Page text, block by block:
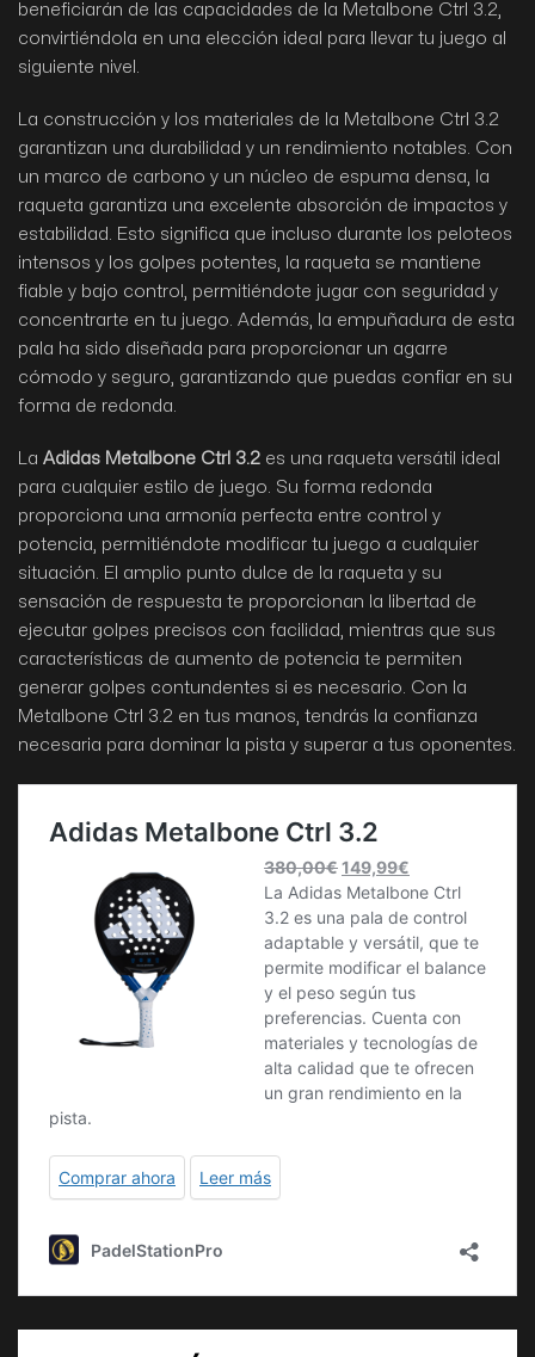
beneficiarán de las capacidades de la Metalbone Ctrl 3.2,
convirtiéndola en una elección ideal para llevar tu juego al
siguiente nivel.
La construcción y los materiales de la Metalbone Ctrl 3.2
garantizan una durabilidad y un rendimiento notables. Con
un marco de carbono y un núcleo de espuma densa, la
raqueta garantiza una excelente absorción de impactos y
estabilidad. Esto significa que incluso durante los peloteos
intensos y los golpes potentes, la raqueta se mantiene
fiable y bajo control, permitiéndote jugar con seguridad y
concentrarte en tu juego. Además, la empuñadura de esta
pala ha sido diseñada para proporcionar un agarre
cómodo y seguro, garantizando que puedas confiar en su
forma de redonda.
La Adidas Metalbone Ctrl 3.2 es una raqueta versátil ideal
para cualquier estilo de juego. Su forma redonda
proporciona una armonía perfecta entre control y
potencia, permitiéndote modificar tu juego a cualquier
situación. El amplio punto dulce de la raqueta y su
sensación de respuesta te proporcionan la libertad de
ejecutar golpes precisos con facilidad, mientras que sus
características de aumento de potencia te permiten
generar golpes contundentes si es necesario. Con la
Metalbone Ctrl 3.2 en tus manos, tendrás la confianza
necesaria para dominar la pista y superar a tus oponentes.